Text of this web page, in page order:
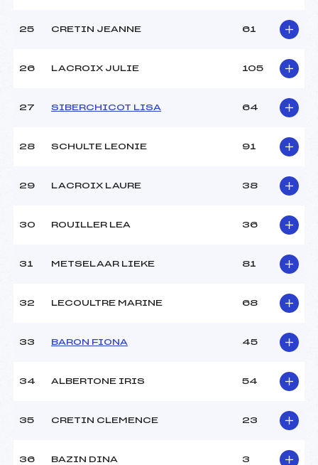
25 CRETIN JEANNE 61
26 LACROIX JULIE 105
27 SIBERCHICOT LISA 64
28 SCHULTE LEONIE 91
29 LACROIX LAURE 38
30 ROUILLER LEA 36
31 METSELAAR LIEKE 81
32 LECOULTRE MARINE 68
33 BARON FIONA 45
34 ALBERTONE IRIS 54
35 CRETIN CLEMENCE 23
36 BAZIN DINA 3